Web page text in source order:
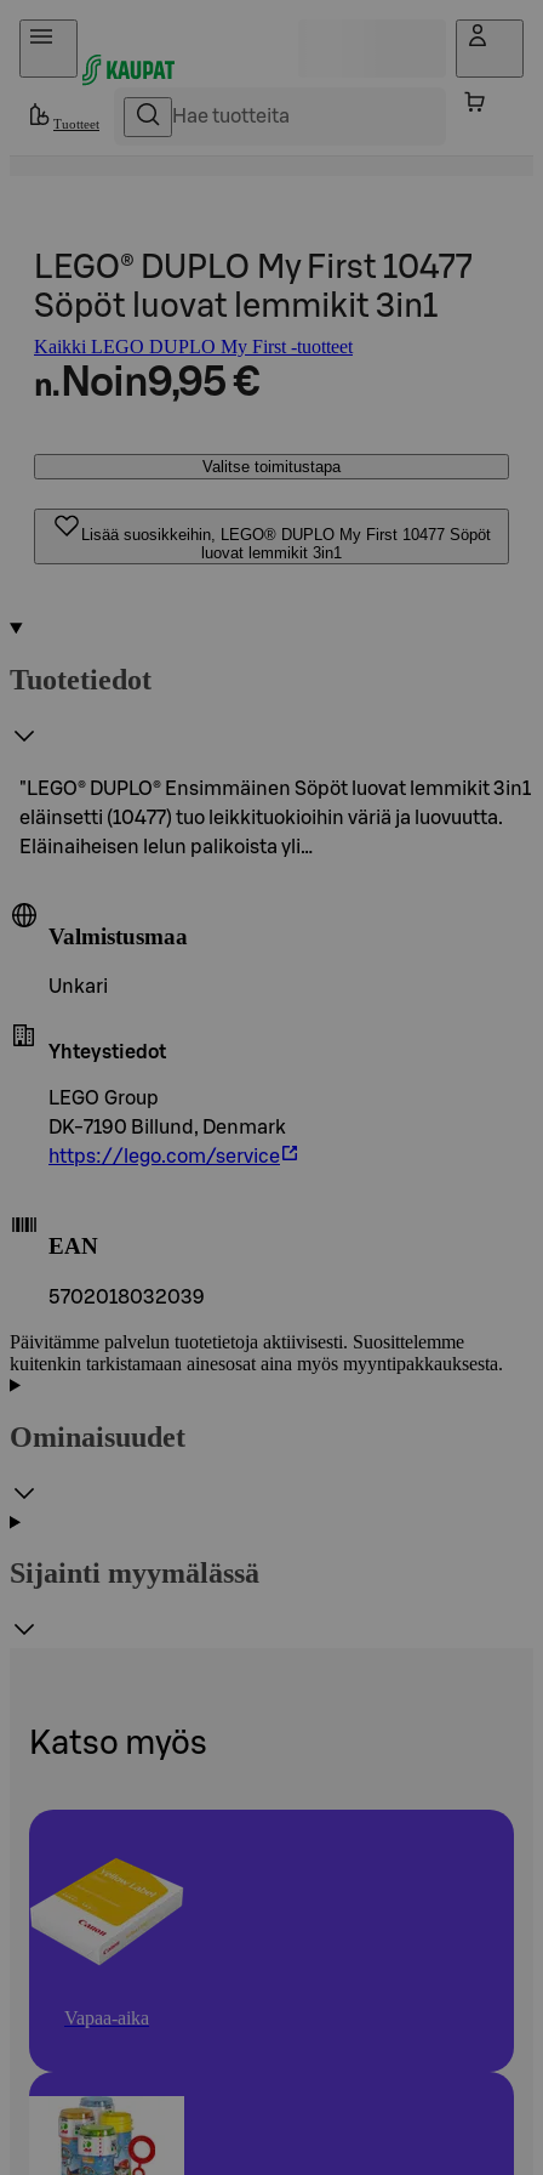
Hyppää sisältöön
Tuotteet
LEGO® DUPLO My First 10477
Söpöt luovat lemmikit 3in1
Kaikki LEGO DUPLO My First -tuotteet
n. Noin9,95 €
Valitse toimitustapa
Lisää suosikkeihin, LEGO® DUPLO My First 10477 Söpöt
luovat lemmikit 3in1
Tuotetiedot
"LEGO® DUPLO® Ensimmäinen Söpöt luovat lemmikit 3in1
eläinsetti (10477) tuo leikkituokioihin väriä ja luovuutta.
Eläinaiheisen lelun palikoista yli…
Valmistusmaa
Unkari
Yhteystiedot
LEGO Group
DK-7190 Billund, Denmark
https://lego.com/service
EAN
5702018032039
Päivitämme palvelun tuotetietoja aktiivisesti. Suosittelemme
kuitenkin tarkistamaan ainesosat aina myös myyntipakkauksesta.
Ominaisuudet
Sijainti myymälässä
Katso myös
Vapaa-aika